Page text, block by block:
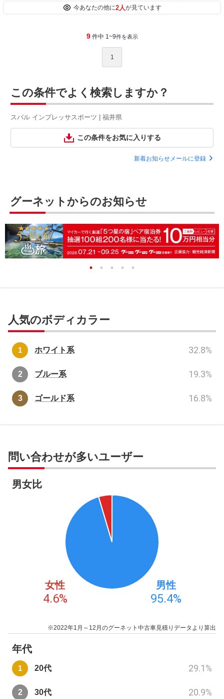
今あなたの他に2人が見ています
9 件中 1~9件を表示
1
この条件でよく検索しますか？
スバル インプレッサスポーツ | 福井県
この条件をお気に入りする
新着お知らせメールに登録
グーネットからのお知らせ
人気のボディカラー
ホワイト系 32.8%
ブルー系 19.3%
ゴールド系 16.8%
問い合わせが多いユーザー
男女比
女性
4.6%
男性
95.4%
※2022年1月～12月のグーネット中古車見積りデータより算出
年代
20代 29.1%
30代 20.9%